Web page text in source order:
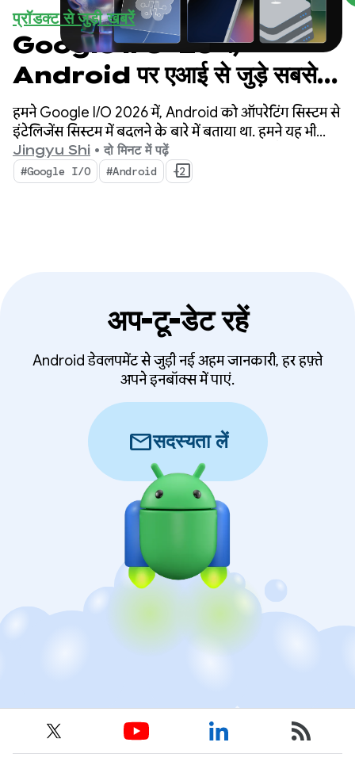
प्रॉडक्ट से जुड़ी खबरें
Google I/O ‘26 में,
Android पर एआई से जुड़े सबसे
अहम अपडेट
हमने Google I/O 2026 में, Android को ऑपरेटिंग सिस्टम से
इंटेलिजेंस सिस्टम में बदलने के बारे में बताया था. हमने यह भी
दिखाया कि सिस्टम के साथ मिलकर, बेहतर अनुभव कैसे बनाए
जा सकते हैं. साथ ही, Google के एआई की सुविधाओं को अपने
ऐप्लिकेशन में कैसे शामिल किया जा सकता है.
Jingyu Shi • दो मिनट में पढ़ें
#Google I/O #Android +2
अप-टू-डेट रहें
Android डेवलपमेंट से जुड़ी नई अहम जानकारी, हर हफ़्ते
अपने इनबॉक्स में पाएं.
mailसदस्यता लें